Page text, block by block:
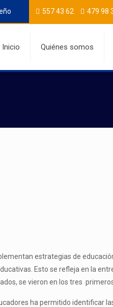
557 43 62 479 98
Inicio Quiénes somos
estrategias de
Esto se refleja en la
se vieron en los tres
ha permitido identificar